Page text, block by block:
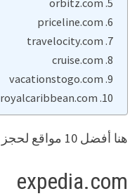
orbitz.com
priceline.com
travelocity.com
cruise.com
vacationstogo.com
royalcaribbean.com
هنا أفضل 10 مواقع لحجز الرحلات البحرية:
expedia.com